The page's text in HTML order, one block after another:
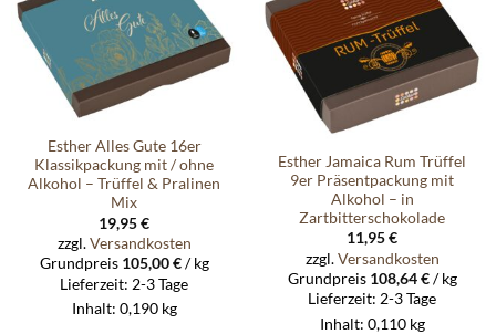
Auf die
Wunschliste
Esther Alles Gute 16er
Klassikpackung mit / ohne
Alkohol – Trüffel & Pralinen
Mix
19,95€
zzgl.Versandkosten
Grundpreis 105,00€/kg
Lieferzeit: 2-3 Tage
Inhalt: 0,190 kg
Auf die
Wunschliste
Esther Jamaica Rum Trüffel
9er Präsentpackung mit
Alkohol – in
Zartbitterschokolade
11,95€
zzgl.Versandkosten
Grundpreis 108,64€/kg
Lieferzeit: 2-3 Tage
Inhalt: 0,110 kg